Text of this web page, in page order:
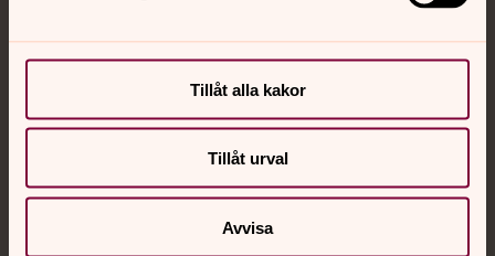
Tillåt alla kakor
Tillåt urval
Avvisa
Lediga jobb
Act Svenska kyrkan
Svenska kyrkan i utlandet